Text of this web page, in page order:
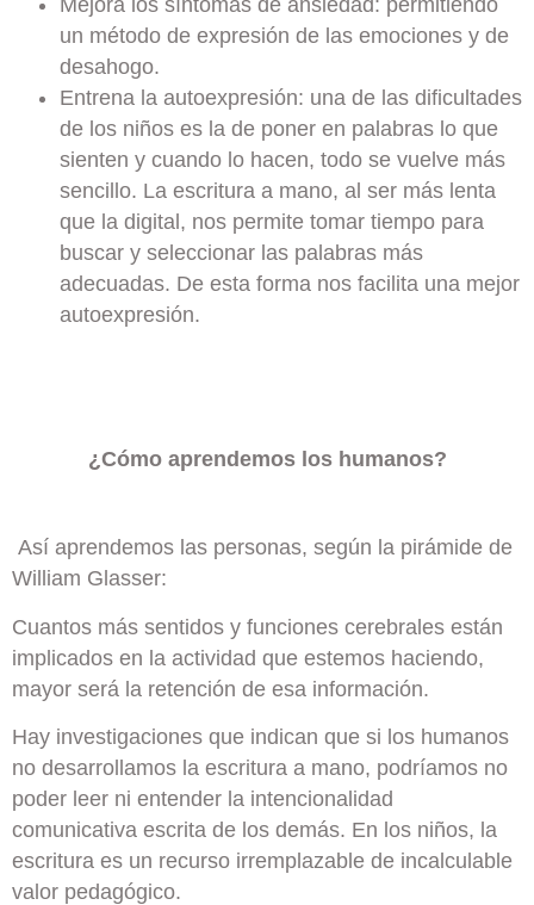
Mejora los síntomas de ansiedad: permitiendo
un método de expresión de las emociones y de
desahogo.
Entrena la autoexpresión: una de las dificultades
de los niños es la de poner en palabras lo que
sienten y cuando lo hacen, todo se vuelve más
sencillo. La escritura a mano, al ser más lenta
que la digital, nos permite tomar tiempo para
buscar y seleccionar las palabras más
adecuadas. De esta forma nos facilita una mejor
autoexpresión.
¿Cómo aprendemos los humanos?
Así aprendemos las personas, según la pirámide de
William Glasser:
Cuantos más sentidos y funciones cerebrales están
implicados en la actividad que estemos haciendo,
mayor será la retención de esa información.
Hay investigaciones que indican que si los humanos
no desarrollamos la escritura a mano, podríamos no
poder leer ni entender la intencionalidad
comunicativa escrita de los demás. En los niños, la
escritura es un recurso irremplazable de incalculable
valor pedagógico.